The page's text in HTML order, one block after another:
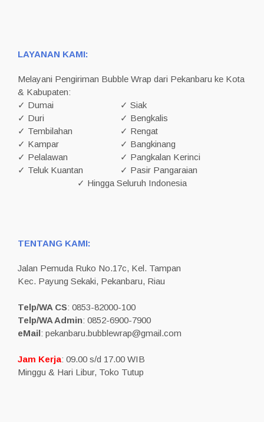
LAYANAN KAMI:
Melayani Pengiriman Bubble Wrap dari Pekanbaru ke Kota
& Kabupaten:
✓ Dumai
✓ Siak
✓ Duri
✓ Bengkalis
✓ Tembilahan
✓ Rengat
✓ Kampar
✓ Bangkinang
✓ Pelalawan
✓ Pangkalan Kerinci
✓ Teluk Kuantan
✓ Pasir Pangaraian
✓ Hingga Seluruh Indonesia
TENTANG KAMI:
Jalan Pemuda Ruko No.17c, Kel. Tampan
Kec. Payung Sekaki, Pekanbaru, Riau
Telp/WA CS: 0853-82000-100
Telp/WA Admin: 0852-6900-7900
eMail: pekanbaru.bubblewrap@gmail.com
Jam Kerja: 09.00 s/d 17.00 WIB
Minggu & Hari Libur, Toko Tutup